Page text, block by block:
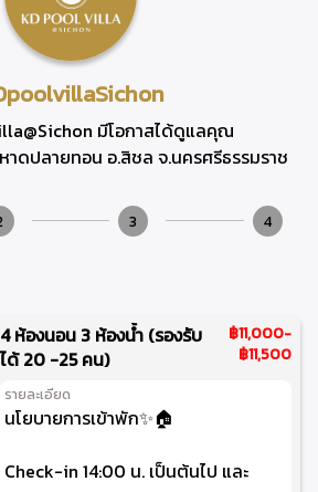
มีโอกาสได้ดูแลคุณ
ดปลายทอน อ.สิชล จ.นครศรีธรรมราช
3 4
4 ห้องนอน 3 ห้องน้ำ (รองรับ
ได้ 20 -25 คน)
฿11,000-
฿11,500
รายละเอียด
นโยบายการเข้าพัก✨🏠
Check-in 14:00 น. เป็นต้นไป และ